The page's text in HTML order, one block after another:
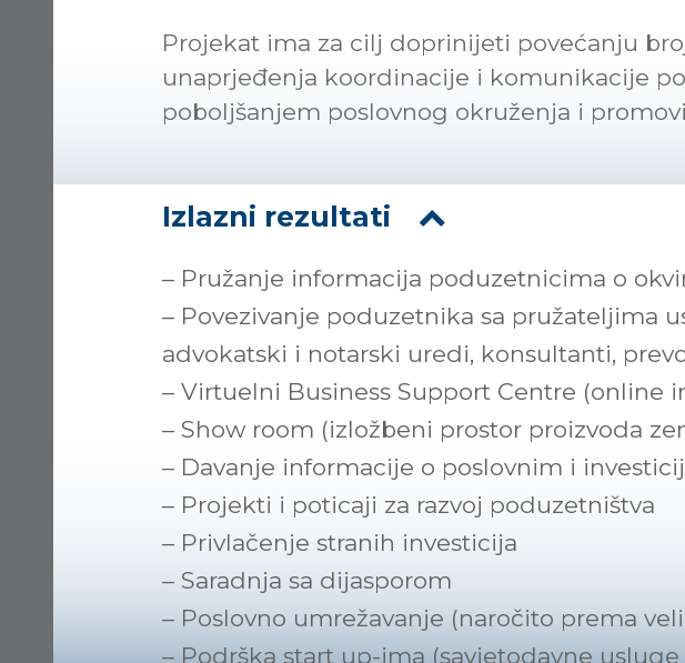
Projekat ima za cilj doprinijeti povećanju
unaprjeđenja koordinacije i komunikacije
poboljšanjem poslovnog okruženja i
Izlazni rezultati
– Pružanje informacija poduzetnicima o
– Povezivanje poduzetnika sa pružateljima
advokatski i notarski uredi, konsultanti,
– Virtuelni Business Support Centre (online
– Show room (izložbeni prostor proizvoda
– Davanje informacije o poslovnim i
– Projekti i poticaji za razvoj poduzetništva
– Privlačenje stranih investicija
– Saradnja sa dijasporom
– Poslovno umrežavanje (naročito prema
– Podrška start up-ima (savjetodavne